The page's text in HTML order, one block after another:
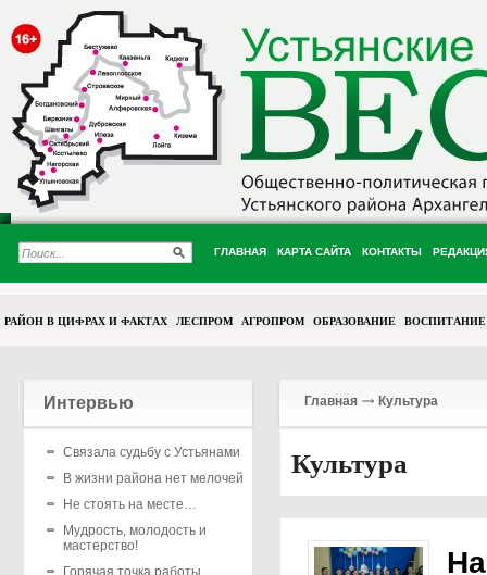
ГЛАВНАЯ КАРТА САЙТА КОНТАКТЫ
РАЙОН В ЦИФРАХ И ФАКТАХ ЛЕСПРОМ АГРОПРОМ ОБРАЗОВАНИЕ ВОСПИТАНИЕ
Интервью
Связала судьбу с Устьянами
В жизни района нет мелочей
Не стоять на месте…
Мудрость, молодость и
мастерство!
Горячая точка работы
Главная Культура
Культура